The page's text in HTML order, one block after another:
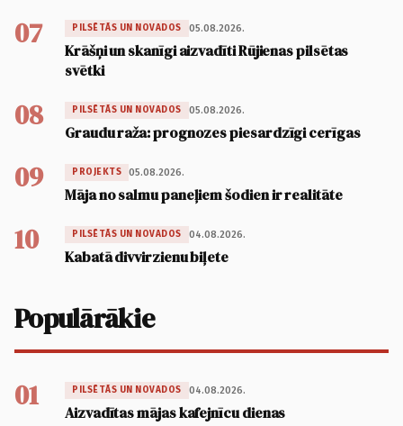
07 PILSĒTĀS UN NOVADOS 05.08.2026.
Krāšņi un skanīgi aizvadīti Rūjienas pilsētas
svētki
08 PILSĒTĀS UN NOVADOS 05.08.2026.
Graudu raža: prognozes piesardzīgi cerīgas
09 PROJEKTS 05.08.2026.
Māja no salmu paneļiem šodien ir realitāte
10 PILSĒTĀS UN NOVADOS 04.08.2026.
Kabatā divvirzienu biļete
Populārākie
01 PILSĒTĀS UN NOVADOS 04.08.2026.
Aizvadītas mājas kafejnīcu dienas